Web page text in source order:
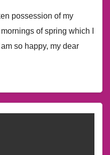
possession of my
of spring which I
so happy, my dear